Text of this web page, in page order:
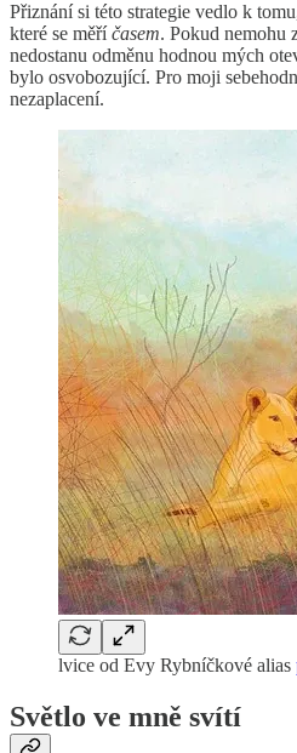
Přiznání si této strategie vedlo k
které se měříčasem. Pokud nemohu
nedostanu odměnu hodnou mých
bylo osvobozující. Pro moji
nezaplacení.
lvice od Evy Rybníčkové alias
Světlo ve mně svítí